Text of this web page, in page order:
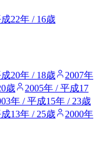
22年 / 16歳
20年 / 18歳
2007年
歳
2005年 / 平成17
年 / 平成15年 / 23歳
13年 / 25歳
2000年